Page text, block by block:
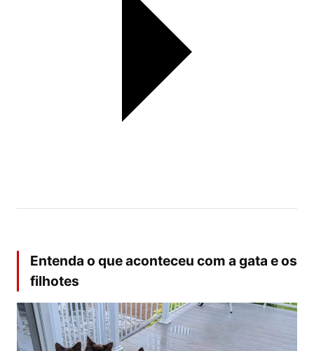
Entenda o que aconteceu com a gata e os
filhotes